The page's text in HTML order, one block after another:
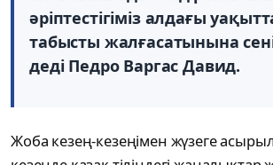
әріптестігіміз алдағы
табысты жалғасатынына
деді Педро Варгас Давид.
Жоба кезең-кезеңімен жүзеге